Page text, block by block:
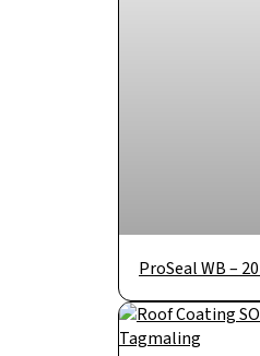
ProSeal WB –